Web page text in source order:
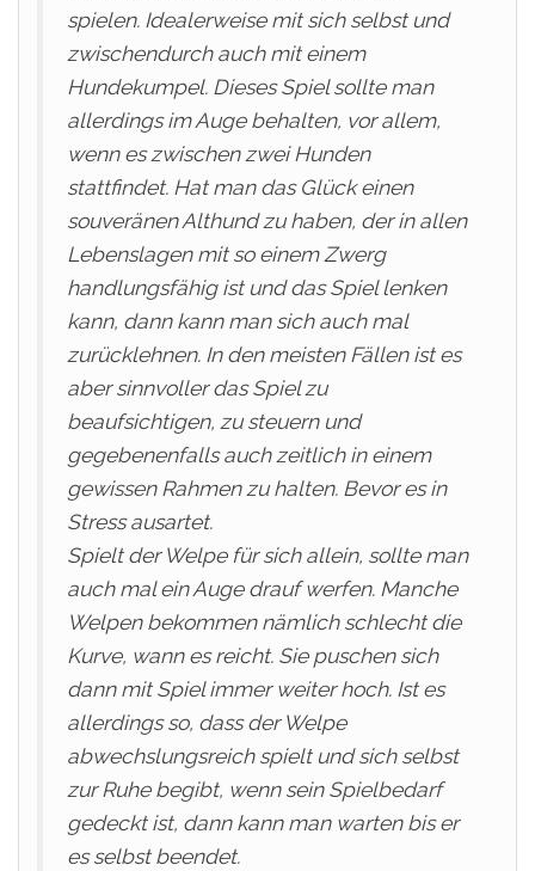
spielen. Idealerweise mit sich selbst und
zwischendurch auch mit einem
Hundekumpel. Dieses Spiel sollte man
allerdings im Auge behalten, vor allem,
wenn es zwischen zwei Hunden
stattfindet. Hat man das Glück einen
souveränen Althund zu haben, der in allen
Lebenslagen mit so einem Zwerg
handlungsfähig ist und das Spiel lenken
kann, dann kann man sich auch mal
zurücklehnen. In den meisten Fällen ist es
aber sinnvoller das Spiel zu
beaufsichtigen, zu steuern und
gegebenenfalls auch zeitlich in einem
gewissen Rahmen zu halten. Bevor es in
Stress ausartet.
Spielt der Welpe für sich allein, sollte man
auch mal ein Auge drauf werfen. Manche
Welpen bekommen nämlich schlecht die
Kurve, wann es reicht. Sie puschen sich
dann mit Spiel immer weiter hoch. Ist es
allerdings so, dass der Welpe
abwechslungsreich spielt und sich selbst
zur Ruhe begibt, wenn sein Spielbedarf
gedeckt ist, dann kann man warten bis er
es selbst beendet.